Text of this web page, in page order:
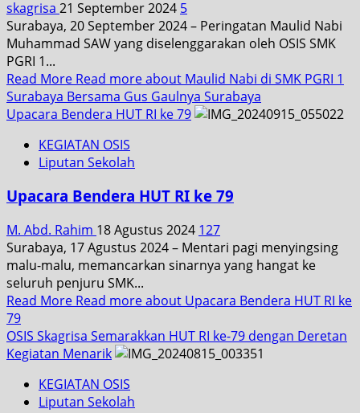
skagrisa 21 September 2024 5
Surabaya, 20 September 2024 – Peringatan Maulid Nabi
Muhammad SAW yang diselenggarakan oleh OSIS SMK
PGRI 1...
Read More Read more about Maulid Nabi di SMK PGRI 1
Surabaya Bersama Gus Gaulnya Surabaya
Upacara Bendera HUT RI ke 79
KEGIATAN OSIS
Liputan Sekolah
Upacara Bendera HUT RI ke 79
M. Abd. Rahim 18 Agustus 2024 127
Surabaya, 17 Agustus 2024 – Mentari pagi menyingsing
malu-malu, memancarkan sinarnya yang hangat ke
seluruh penjuru SMK...
Read More Read more about Upacara Bendera HUT RI ke
79
OSIS Skagrisa Semarakkan HUT RI ke-79 dengan Deretan
Kegiatan Menarik
KEGIATAN OSIS
Liputan Sekolah